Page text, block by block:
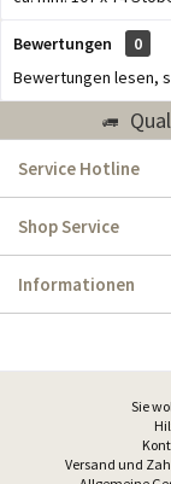
Bewertungen
0
Bewertungen lesen,
Service Hotline
Shop Service
Informationen
Sie
Versand und